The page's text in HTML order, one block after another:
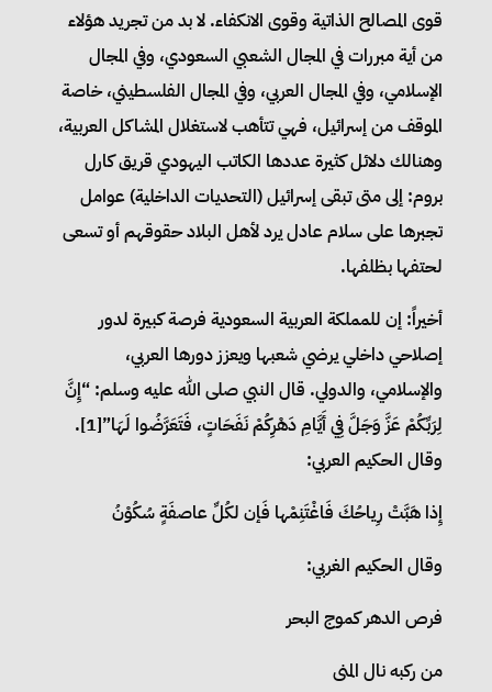
قوى المصالح الذاتية وقوى الانكفاء. لا بد من تجريد هؤلاء
من أية مبررات في المجال الشعبي السعودي، وفي المجال
الإسلامي، وفي المجال العربي، وفي المجال الفلسطيني، خاصة
الموقف من إسرائيل، فهي تتأهب لاستغلال المشاكل العربية،
وهنالك دلائل كثيرة عددها الكاتب اليهودي قريق كارل
بروم: إلى متى تبقى إسرائيل (التحديات الداخلية) عوامل
تجبرها على سلام عادل يرد لأهل البلاد حقوقهم أو تسعى
لحتفها بظلفها.
أخيراً: إن للمملكة العربية السعودية فرصة كبيرة لدور
إصلاحي داخلي يرضي شعبها ويعزز دورها العربي،
والإسلامي، والدولي. قال النبي صلى الله عليه وسلم: “إِنَّ
لِرَبِّكُمْ عَزَّ وَجَلَّ فِي أَيَّامِ دَهْرِكُمْ نَفَحَاتٍ، فَتَعَرَّضُوا لَهَا”[1].
وقال الحكيم العربي:
إِذا هَبَّتْ رِياحُكَ فَاغْتَنِمْها فَإن لكُلِّ عاصفَةٍ سُكُوْنُ
وقال الحكيم الغربي:
فرص الدهر كموج البحر
من ركبه نال المنى